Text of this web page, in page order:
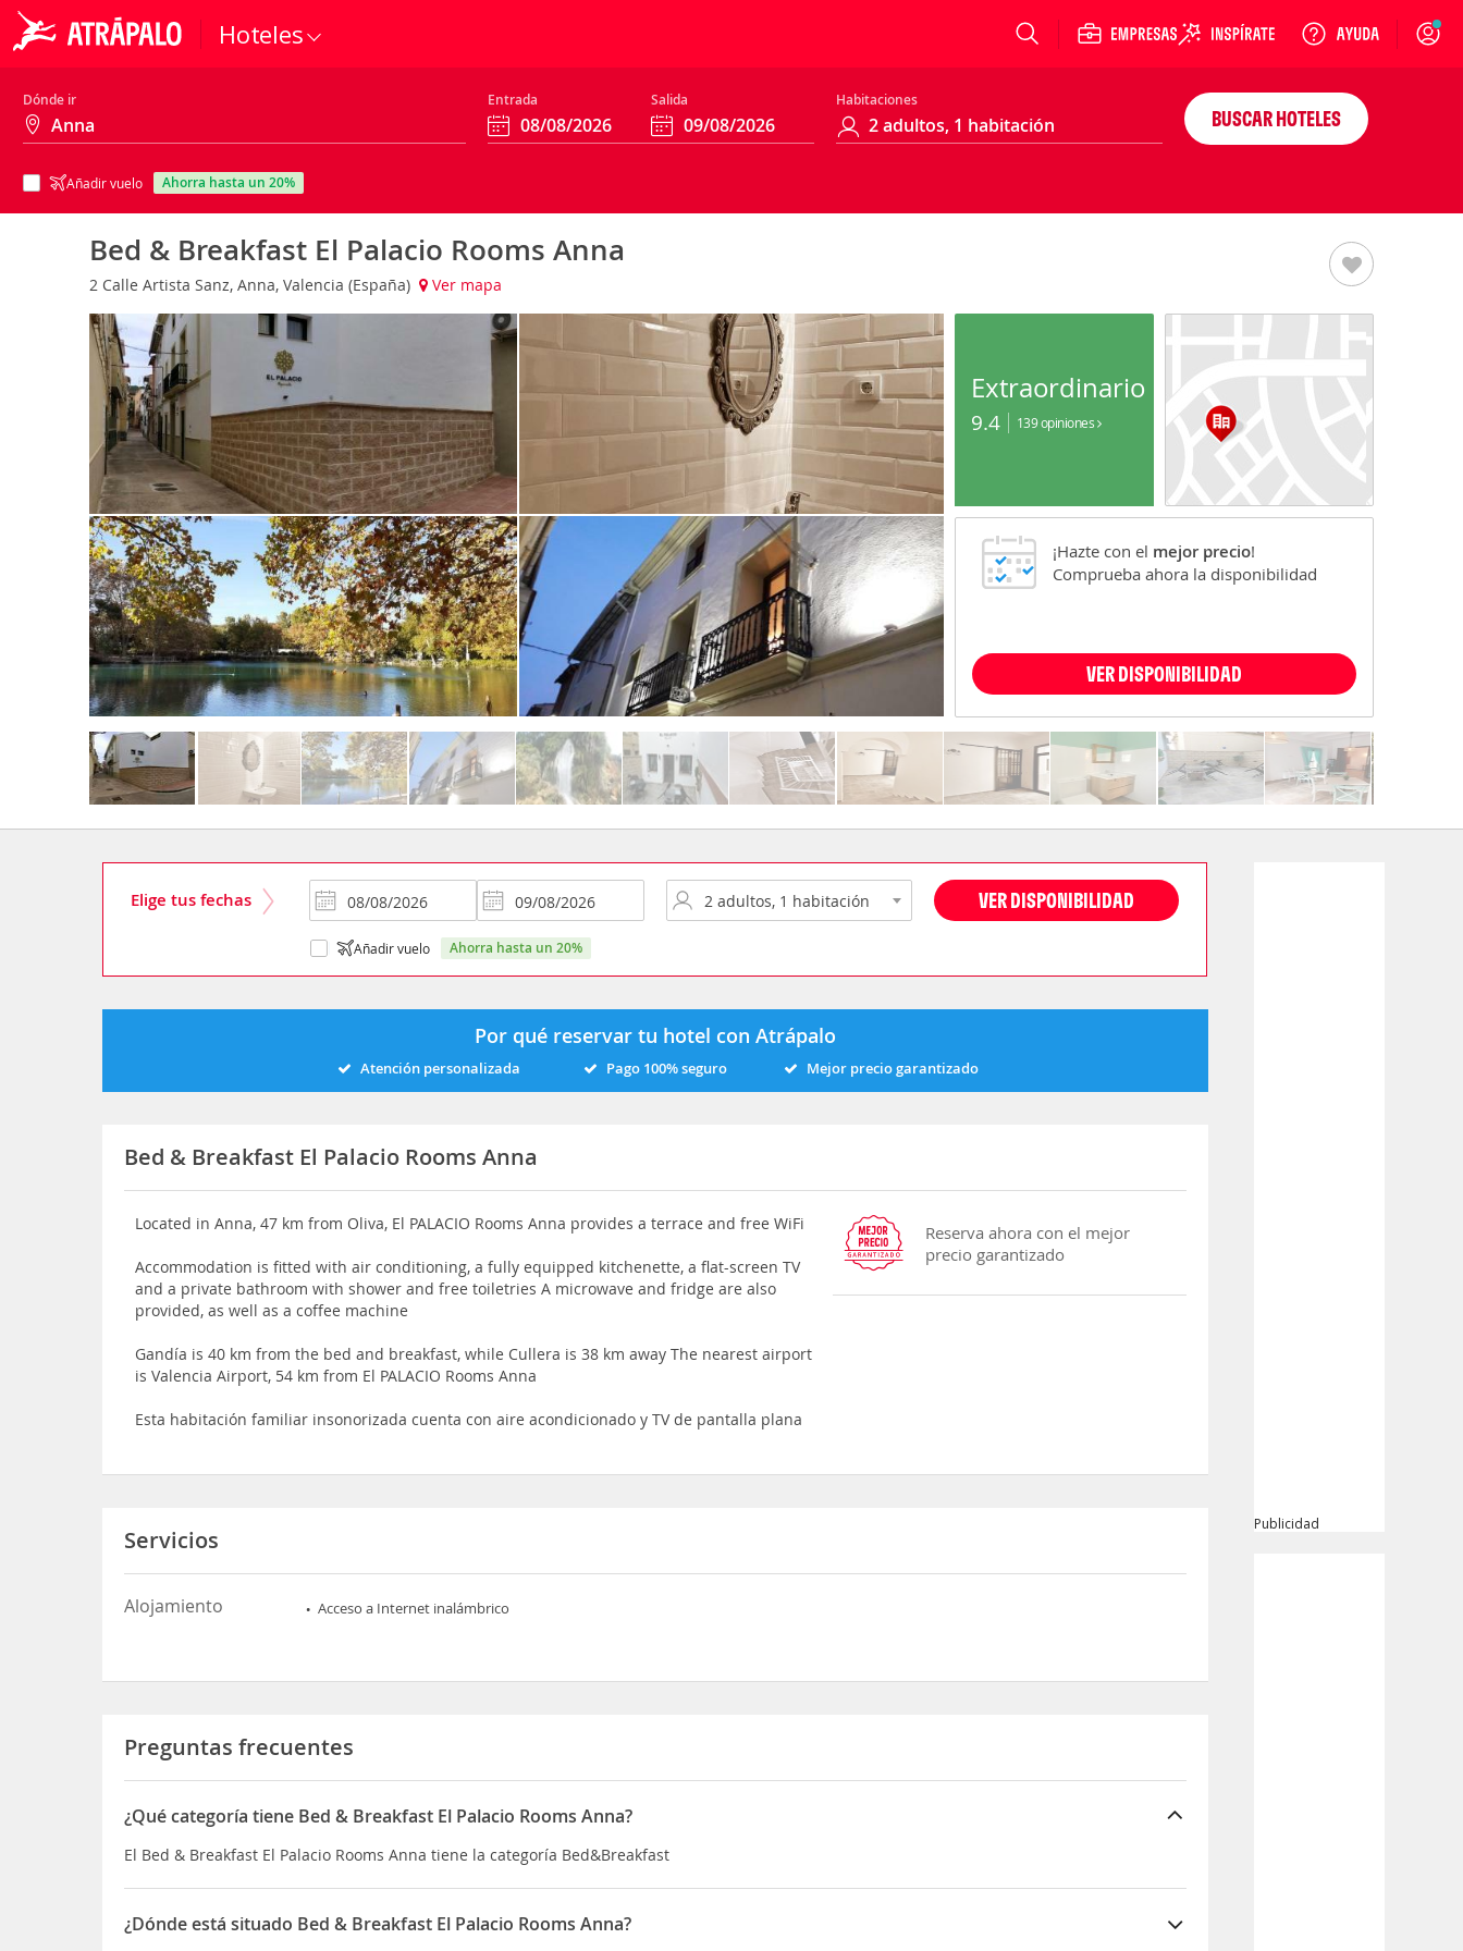
Hoteles Login
Dónde ir Entrada Salida Habitaciones
Añadir vuelo ahorra hasta un 20%
BUSCAR HOTELES
Bed & Breakfast El Palacio Rooms Anna
2 Calle Artista Sanz, Anna, Valencia (España) Ver mapa
Extraordinario
9.4 139 opiniones
¡Hazte con el mejor precio!
Comprueba ahora la disponibilidad
VER DISPONIBILIDAD
Elige tus fechas VER DISPONIBILIDAD
Añadir vuelo ahorra hasta un 20%
Por qué reservar tu hotel con Atrápalo
Atención personalizada Pago 100% seguro Mejor precio garantizado
Bed & Breakfast El Palacio Rooms Anna
Located in Anna, 47 km from Oliva, El PALACIO Rooms Anna provides a terrace and free WiFi
Accommodation is fitted with air conditioning, a fully equipped kitchenette, a flat-screen TV
and a private bathroom with shower and free toiletries A microwave and fridge are also
provided, as well as a coffee machine
Gandía is 40 km from the bed and breakfast, while Cullera is 38 km away The nearest airport
is Valencia Airport, 54 km from El PALACIO Rooms Anna
Esta habitación familiar insonorizada cuenta con aire acondicionado y TV de pantalla plana
Reserva ahora con el mejor
precio garantizado
Servicios
Alojamiento Acceso a Internet inalámbrico
Preguntas frecuentes
¿Qué categoría tiene Bed & Breakfast El Palacio Rooms Anna?
El Bed & Breakfast El Palacio Rooms Anna tiene la categoría Bed&Breakfast
¿Dónde está situado Bed & Breakfast El Palacio Rooms Anna?
Publicidad